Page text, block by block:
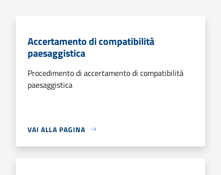
Accertamento di compatibilità
paesaggistica
Procedimento di accertamento di compatibilità
paesaggistica
VAI ALLA PAGINA